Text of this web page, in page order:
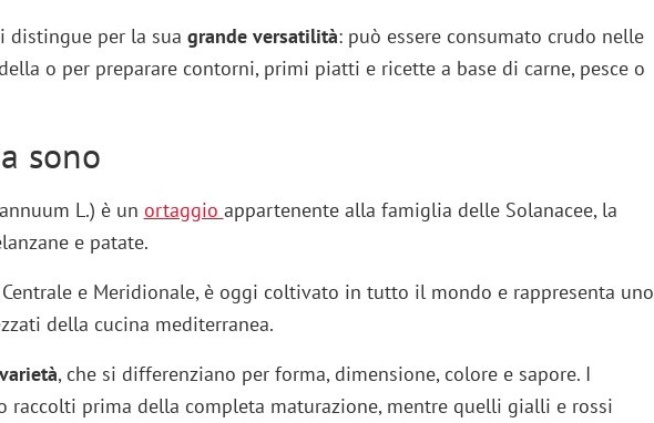
distingue per la sua grande versatilità: può essere consumato crudo nelle
o per preparare contorni, primi piatti e ricette a base di carne, pesce o
sono
L.) è un ortaggio appartenente alla famiglia delle Solanacee, la
e patate.
Centrale e Meridionale, è oggi coltivato in tutto il mondo e rappresenta uno
della cucina mediterranea.
, che si differenziano per forma, dimensione, colore e sapore. I
raccolti prima della completa maturazione, mentre quelli gialli e rossi